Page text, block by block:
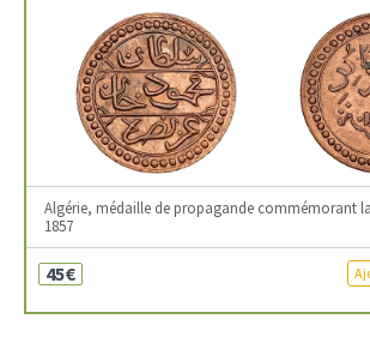
Algérie, médaille de propagande commémorant
1857
45€